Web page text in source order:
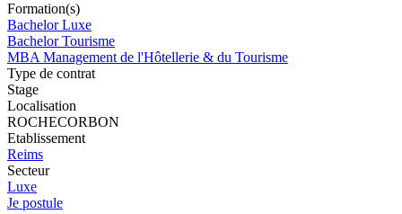
Formation(s)
Bachelor Luxe
Bachelor Tourisme
MBA Management de l'Hôtellerie & du Tourisme
Type de contrat
Stage
Localisation
ROCHECORBON
Etablissement
Reims
Secteur
Luxe
Je postule